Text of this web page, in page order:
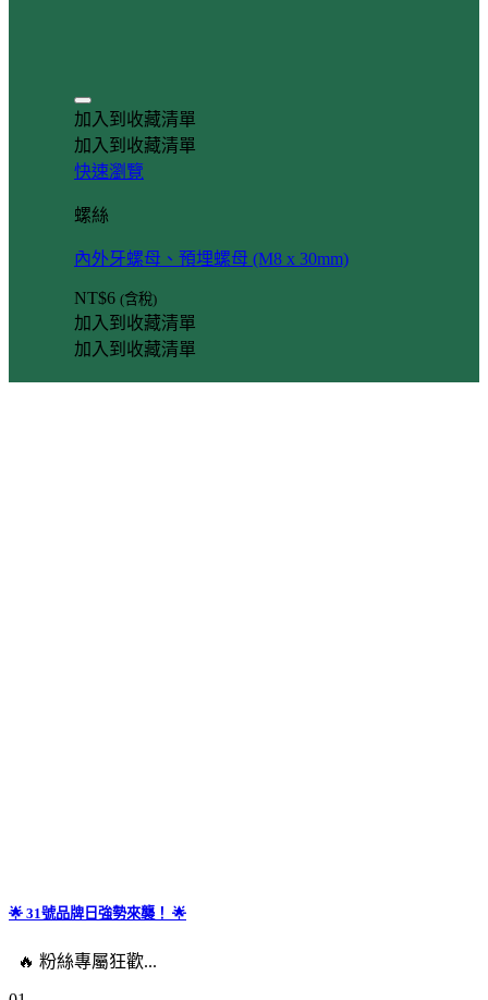
加入到收藏清單
加入到收藏清單
快速瀏覽
螺絲
內外牙螺母、預埋螺母 (M8 x 30mm)
NT$6 (含稅)
加入到收藏清單
加入到收藏清單
🌟 31號品牌日強勢來襲！ 🌟
🔥 粉絲專屬狂歡...